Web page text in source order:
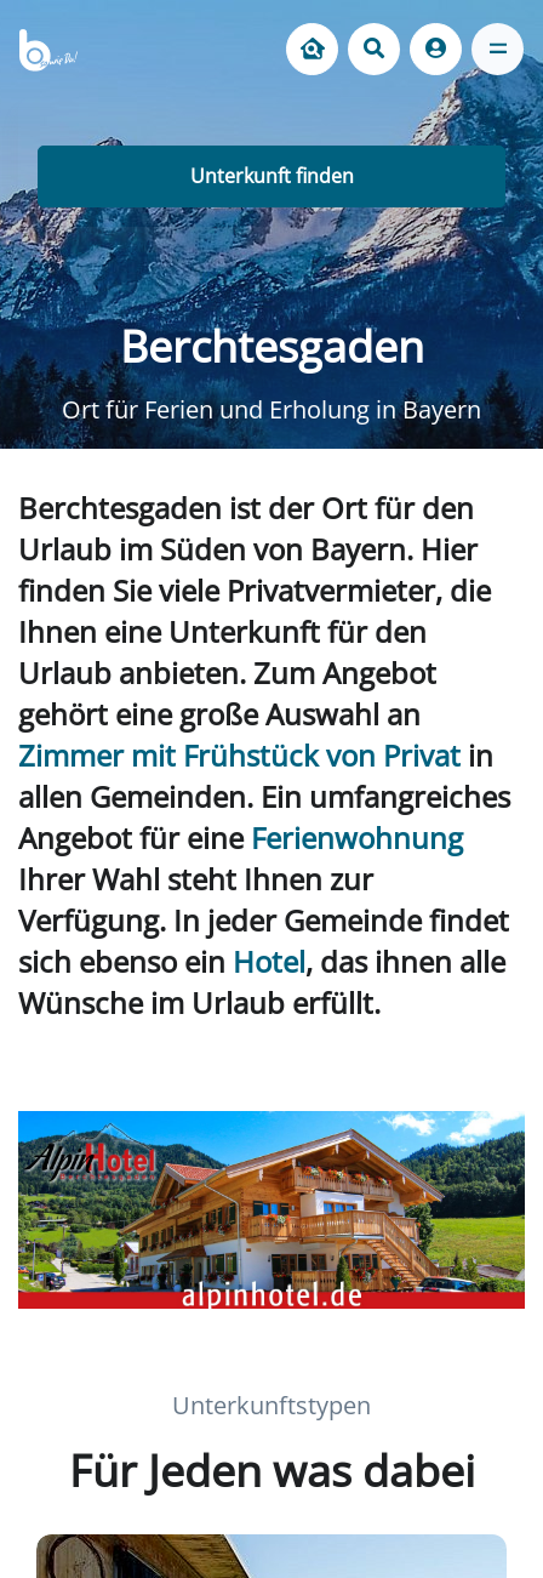
Unterkunft finden
Berchtesgaden
Ort für Ferien und Erholung in Bayern
Berchtesgaden ist der Ort für den
Urlaub im Süden von Bayern. Hier
finden Sie viele Privatvermieter, die
Ihnen eine Unterkunft für den
Urlaub anbieten. Zum Angebot
gehört eine große Auswahl an
Zimmer mit Frühstück von Privat in
allen Gemeinden. Ein umfangreiches
Angebot für eine Ferienwohnung
Ihrer Wahl steht Ihnen zur
Verfügung. In jeder Gemeinde findet
sich ebenso ein Hotel, das ihnen alle
Wünsche im Urlaub erfüllt.
Unterkunftstypen
Für Jeden was dabei